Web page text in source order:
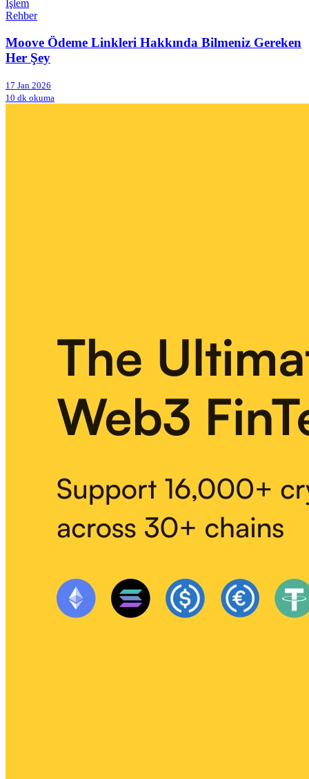
İşlem
Rehber
Moove Ödeme Linkleri Hakkında Bilmeniz Gereken
Her Şey
17 Jan 2026
10 dk okuma